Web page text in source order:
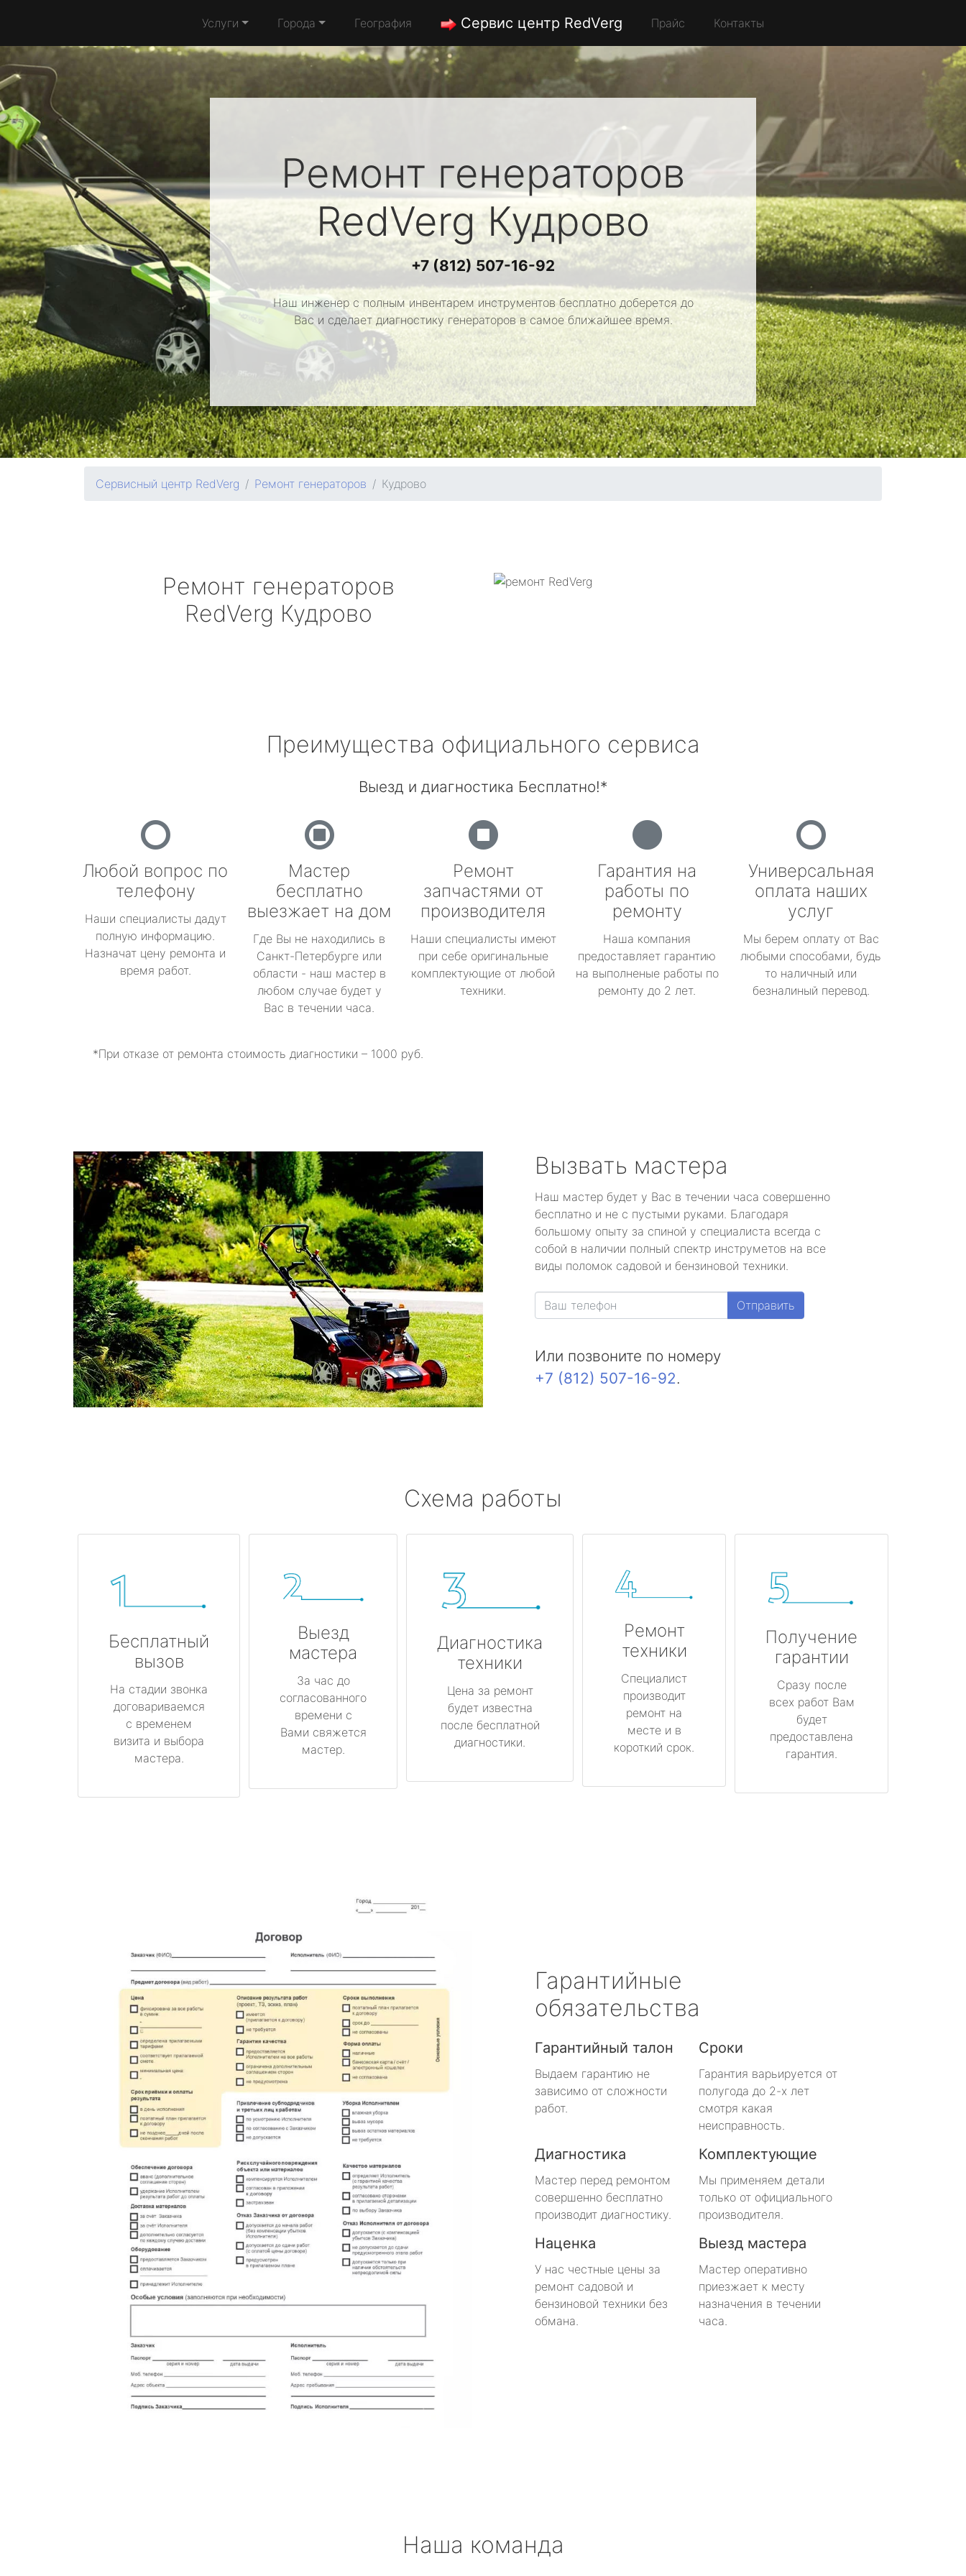
Услуги Города География Сервис центр RedVerg Прайс Контакты
Ремонт генераторов
RedVergКудрово
+7 (812) 507-16-92
Наш инженер с полным инвентарем инструментов бесплатно доберется до
Вас и сделает диагностику генераторов в самое ближайшее время.
Сервисный центр RedVerg Ремонт генераторов Кудрово
Ремонт генераторов
RedVerg Кудрово
Преимущества официального сервиса
Выезд и диагностика Бесплатно!*
Любой вопрос по
телефону
Наши специалисты дадут
полную информацию.
Назначат цену ремонта и
время работ.
Мастер
бесплатно
выезжает на дом
Где Вы не находились в
Санкт-Петербурге или
области - наш мастер в
любом случае будет у
Вас в течении часа.
Ремонт
запчастями от
производителя
Наши специалисты имеют
при себе оригинальные
комплектующие от любой
техники.
Гарантия на
работы по
ремонту
Наша компания
предоставляет гарантию
на выполненые работы по
ремонту до 2 лет.
Универсальная
оплата наших
услуг
Мы берем оплату от Вас
любыми способами, будь
то наличный или
безналиный перевод.
*При отказе от ремонта стоимость диагностики – 1000 руб.
Вызвать мастера
Наш мастер будет у Вас в течении часа совершенно
бесплатно и не с пустыми руками. Благодаря
большому опыту за спиной у специалиста всегда с
собой в наличии полный спектр инструметов на все
виды поломок садовой и бензиновой техники.
Отправить
Или позвоните по номеру
+7 (812) 507-16-92.
Схема работы
Бесплатный
вызов
На стадии звонка
договариваемся
с временем
визита и выбора
мастера.
Выезд
мастера
За час до
согласованного
времени с
Вами свяжется
мастер.
Диагностика
техники
Цена за ремонт
будет известна
после бесплатной
диагностики.
Ремонт
техники
Специалист
производит
ремонт на
месте и в
короткий срок.
Получение
гарантии
Сразу после
всех работ Вам
будет
предоставлена
гарантия.
Гарантийные
обязательства
Гарантийный талон
Выдаем гарантию не
зависимо от сложности
работ.
Сроки
Гарантия варьируется от
полугода до 2-х лет
смотря какая
неисправность.
Диагностика
Мастер перед ремонтом
совершенно бесплатно
производит диагностику.
Комплектующие
Мы применяем детали
только от официального
производителя.
Наценка
У нас честные цены за
ремонт садовой и
бензиновой техники без
обмана.
Выезд мастера
Мастер оперативно
приезжает к месту
назначения в течении
часа.
Наша команда